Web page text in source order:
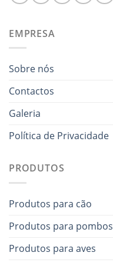
EMPRESA
Sobre nós
Contactos
Galeria
Política de Privacidade
PRODUTOS
Produtos para cão
Produtos para pombos
Produtos para aves